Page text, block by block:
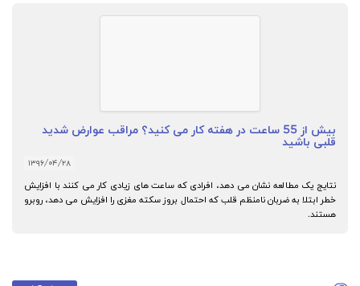
بیش از 55 ساعت در هفته کار می کنید؟ مراقب عوارض شدید
قلبی باشید
۱۳۹۶/۰۴/۲۸
نتایج یک مطالعه نشان می دهد، افرادی که ساعت های زیادی کار می کنند با افزایش
خطر ابتلا به ضربان نامنظم قلب که احتمال بروز سکته مغزی را افزایش می دهد، روبرو
هستند.